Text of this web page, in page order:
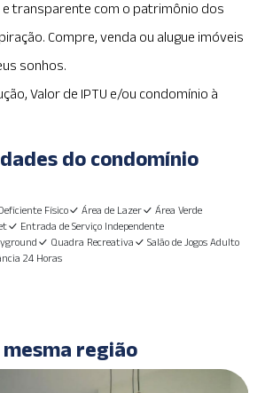
transparente com o patrimônio dos
Compre, venda ou alugue imóveis
sonhos.
Valor de IPTU e/ou condomínio à
do condomínio
Físico Área de Lazer
Área Verde
Entrada de Serviço Independente
Quadra Recreativa
Salão de Jogos Adulto
24 Horas
região